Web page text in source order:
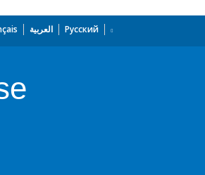
العربية Русский